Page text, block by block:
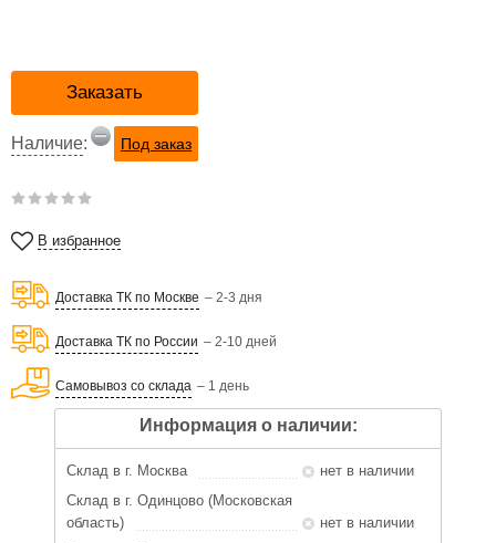
Заказать
Наличие: Под заказ
В избранное
Доставка ТК по Москве – 2-3 дня
Доставка ТК по России – 2-10 дней
Самовывоз со склада – 1 день
Информация о наличии:
Склад в г. Москва
нет в наличии
Склад в г. Одинцово (Московская
область)
нет в наличии